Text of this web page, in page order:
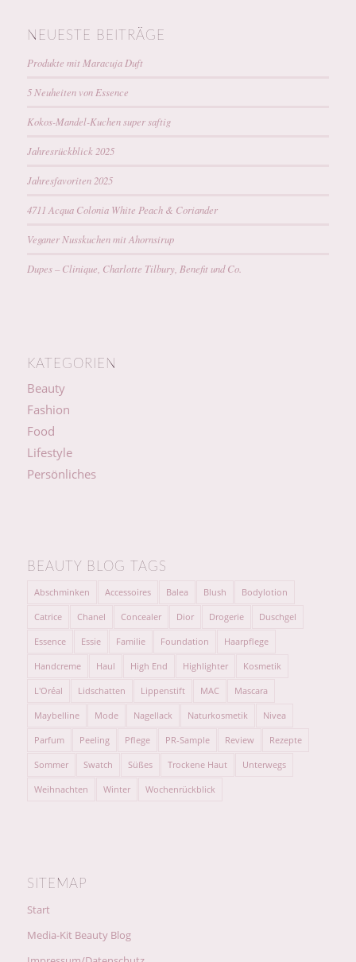
NEUESTE BEITRÄGE
Produkte mit Maracuja Duft
5 Neuheiten von Essence
Kokos-Mandel-Kuchen super saftig
Jahresrückblick 2025
Jahresfavoriten 2025
4711 Acqua Colonia White Peach & Coriander
Veganer Nusskuchen mit Ahornsirup
Dupes – Clinique, Charlotte Tilbury, Benefit und Co.
KATEGORIEN
Beauty
Fashion
Food
Lifestyle
Persönliches
BEAUTY BLOG TAGS
Abschminken Accessoires Balea Blush Bodylotion
Catrice Chanel Concealer Dior Drogerie Duschgel
Essence Essie Familie Foundation Haarpflege
Handcreme Haul High End Highlighter Kosmetik
L'Oréal Lidschatten Lippenstift MAC Mascara
Maybelline Mode Nagellack Naturkosmetik Nivea
Parfum Peeling Pflege PR-Sample Review Rezepte
Sommer Swatch Süßes Trockene Haut Unterwegs
Weihnachten Winter Wochenrückblick
SITEMAP
Start
Media-Kit Beauty Blog